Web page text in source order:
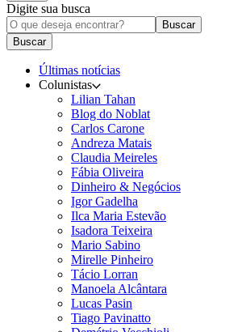
Digite sua busca
Buscar
Buscar
Últimas notícias
Colunistas
Lilian Tahan
Blog do Noblat
Carlos Carone
Andreza Matais
Claudia Meireles
Fábia Oliveira
Dinheiro & Negócios
Igor Gadelha
Ilca Maria Estevão
Isadora Teixeira
Mario Sabino
Mirelle Pinheiro
Tácio Lorran
Manoela Alcântara
Lucas Pasin
Tiago Pavinatto